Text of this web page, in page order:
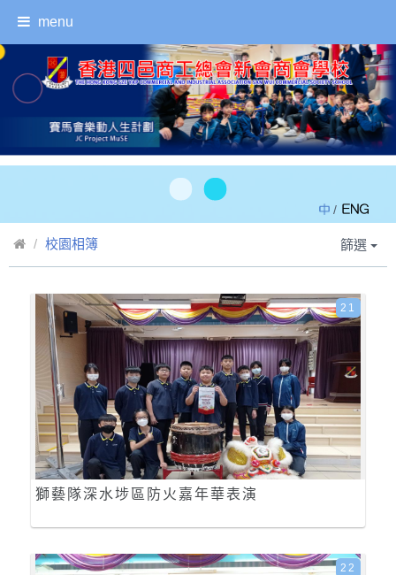
menu
/
校園相簿 篩選
獅藝隊深水埗區防火嘉年華表演
21
22